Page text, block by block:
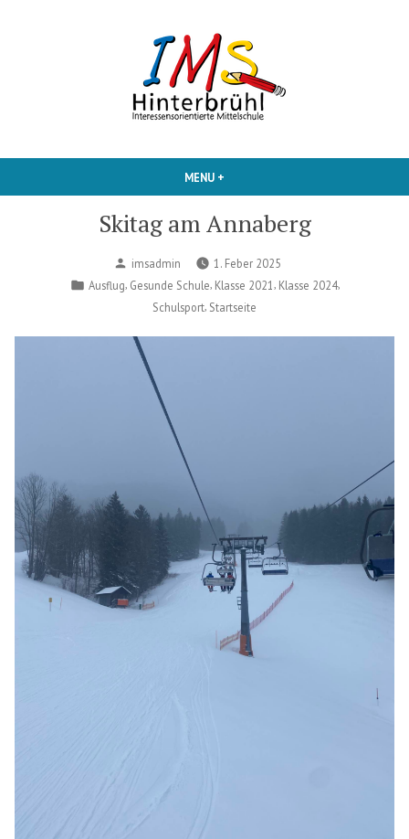
IMS Hinterbruehl
MENU +
Skitag am Annaberg
Posted
by
imsadmin
1. Feber 2025
Posted
Ausflug Gesunde Schule Klasse 2021 Klasse 2024,
Schulsport Startseite